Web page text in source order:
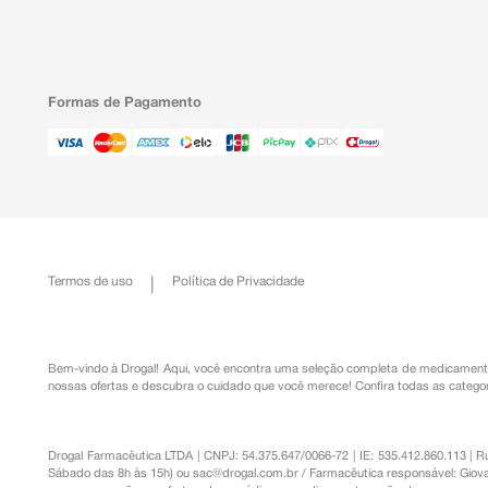
Formas de Pagamento
Termos de uso Política de Privacidade
Bem-vindo à Drogal! Aqui, você encontra uma seleção completa de
nossas ofertas e descubra o cuidado que você merece! Confira todas as
Drogal Farmacêutica LTDA | CNPJ: 54.375.647/0066-72 | IE: 535.412.860.113
Sábado das 8h às 15h) ousac@drogal.com.br / Farmacêutica responsável: